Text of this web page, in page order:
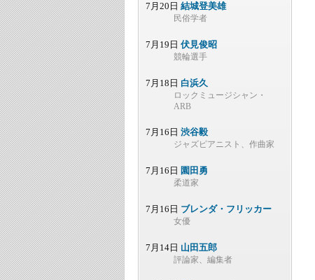
7月20日 結城登美雄
民俗学者
7月19日 伏見俊昭
競輪選手
7月18日 白浜久
ロックミュージシャン・
ARB
7月16日 渋谷毅
ジャズピアニスト、作曲家
7月16日 園田勇
柔道家
7月16日 ブレンダ・フリッカー
女優
7月14日 山田五郎
評論家、編集者